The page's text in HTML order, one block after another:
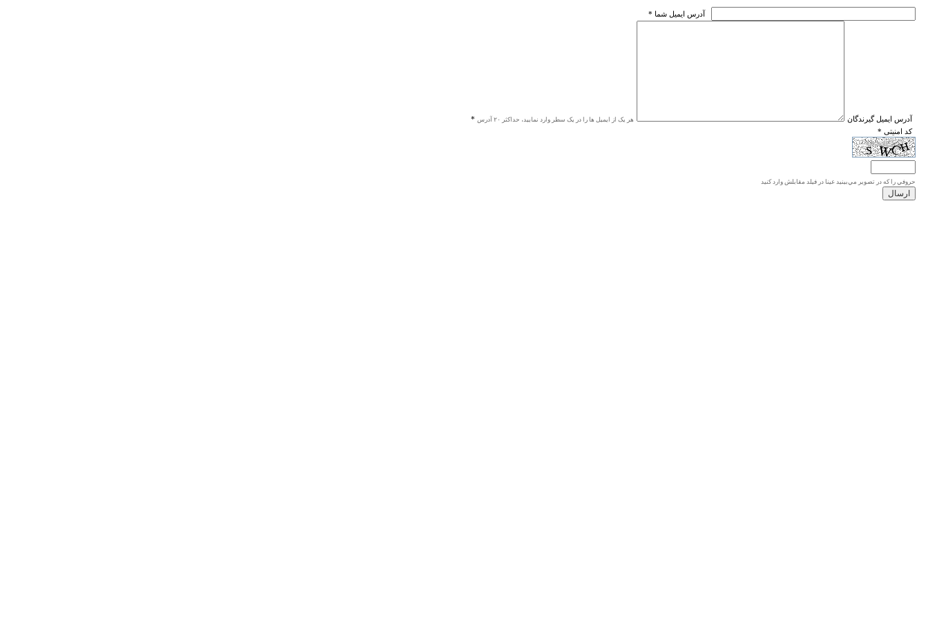
* آدرس ايميل شما
* آدرس ايميل گيرندگان هر یک از ایمیل ها را در یک سطر وارد نمایید، حداکثر ۲۰ آدرس
* کد امنیتی
حروفي را كه در تصوير مي‌بينيد عينا در فيلد مقابلش وارد كنيد